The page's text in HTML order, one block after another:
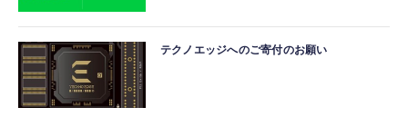
テクノエッジへのご寄付のお願い